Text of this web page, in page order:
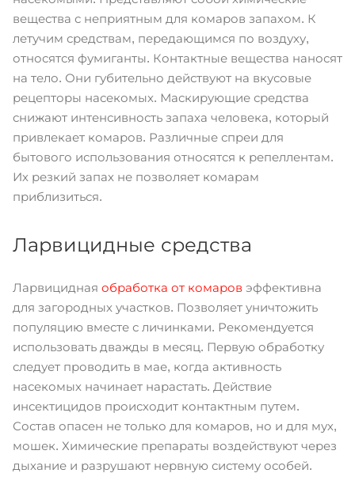
вещества с неприятным для комаров запахом. К
летучим средствам, передающимся по воздуху,
относятся фумиганты. Контактные вещества наносят
на тело. Они губительно действуют на вкусовые
рецепторы насекомых. Маскирующие средства
снижают интенсивность запаха человека, который
привлекает комаров. Различные спреи для
бытового использования относятся к репеллентам.
Их резкий запах не позволяет комарам
приблизиться.
Ларвицидные средства
Ларвицидная обработка от комаров эффективна
для загородных участков. Позволяет уничтожить
популяцию вместе с личинками. Рекомендуется
использовать дважды в месяц. Первую обработку
следует проводить в мае, когда активность
насекомых начинает нарастать. Действие
инсектицидов происходит контактным путем.
Состав опасен не только для комаров, но и для мух,
мошек. Химические препараты воздействуют через
дыхание и разрушают нервную систему особей.